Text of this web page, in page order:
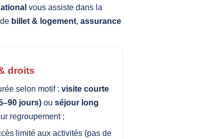
vous assiste dans la
billet & logement,assurance
droits
selon motif :visite courte
jours) ouséjour long
regroupement ;
limité aux activités (pas de